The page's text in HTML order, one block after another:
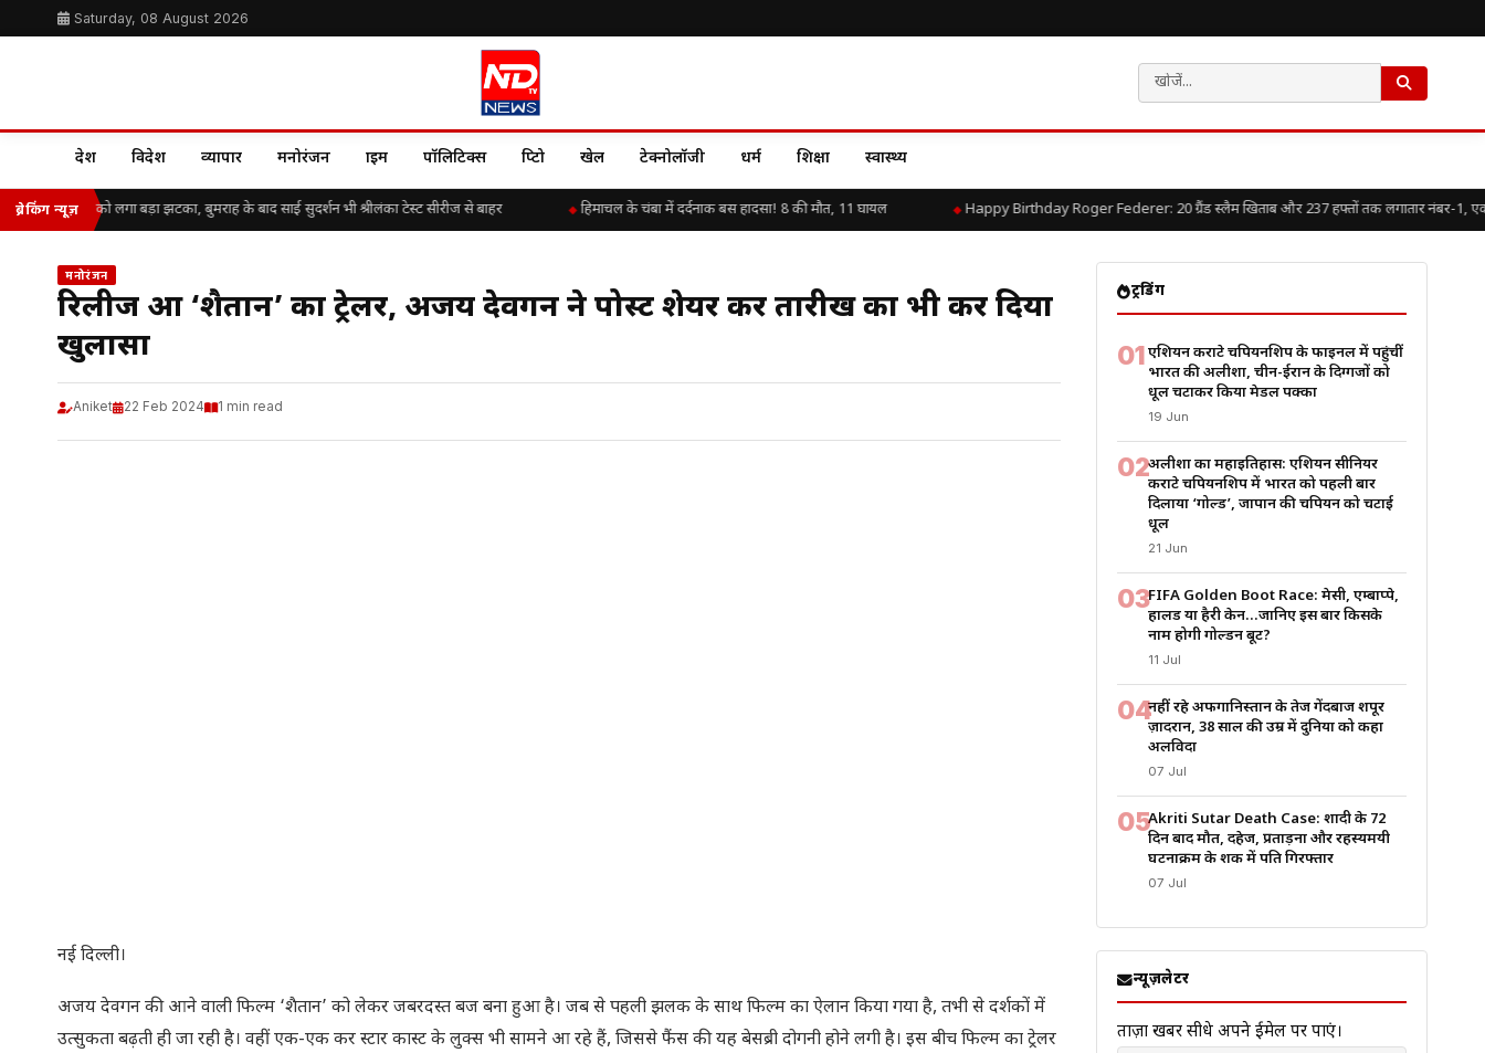
Saturday, 08 August 2026
देश विदेश व्यापार मनोरंजन क्राइम पॉलिटिक्स क्रिप्टो खेल टेक्नोलॉजी धर्म शिक्षा स्वास्थ्य
ब्रेकिंग न्यूज़
क्रिकेट टीम को लगा बड़ा झटका, बुमराह के बाद साई सुदर्शन भी श्रीलंका टेस्ट सीरीज से बाहर हिमाचल के चंबा में दर्दनाक बस हादसा! 8 की मौत, 11 घायल Happy Birthday Roger Federer: 20 ग्रैंड स्लैम खिताब और 237 हफ्तों तक लगातार नंबर-1, एक
मनोरंजन
रिलीज हुआ ‘शैतान’ का ट्रेलर, अजय देवगन ने पोस्ट शेयर कर तारीख का भी कर दिया
खुलासा
Aniket 22 Feb 2024 1 min read
नई दिल्ली।
अजय देवगन की आने वाली फिल्म ‘शैतान’ को लेकर जबरदस्त बज बना हुआ है। जब से पहली झलक के साथ फिल्म का ऐलान किया गया है, तभी से दर्शकों में
उत्सुकता बढ़ती ही जा रही है। वहीं एक-एक कर स्टार कास्ट के लुक्स भी सामने आ रहे हैं, जिससे फैंस की यह बेसब्री दोगनी होने लगी है। इस बीच फिल्म का ट्रेलर
ट्रेंडिंग
01एशियन कराटे चैंपियनशिप के फाइनल में पहुंचीं
भारत की अलीशा, चीन-ईरान के दिग्गजों को
धूल चटाकर किया मेडल पक्का
19 Jun
02अलीशा का महाइतिहास: एशियन सीनियर
कराटे चैंपियनशिप में भारत को पहली बार
दिलाया ‘गोल्ड’, जापान की चैंपियन को चटाई
धूल
21 Jun
03FIFA Golden Boot Race: मेसी, एम्बाप्पे,
हालैंड या हैरी केन…जानिए इस बार किसके
नाम होगी गोल्डन बूट?
11 Jul
04नहीं रहे अफगानिस्तान के तेज गेंदबाज शपूर
ज़ादरान, 38 साल की उम्र में दुनिया को कहा
अलविदा
07 Jul
05Akriti Sutar Death Case: शादी के 72
दिन बाद मौत, दहेज, प्रताड़ना और रहस्यमयी
घटनाक्रम के शक में पति गिरफ्तार
07 Jul
न्यूज़लेटर
ताज़ा खबरें सीधे अपने ईमेल पर पाएं।